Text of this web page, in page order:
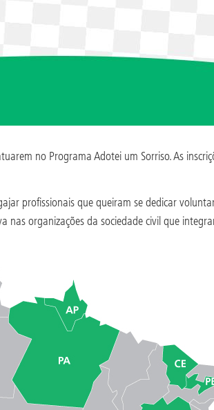
no Programa Adotei um Sorriso. As
profissionais que queiram se dedicar
nas organizações da sociedade civil que